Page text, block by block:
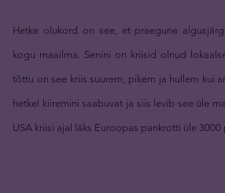
Hetke olukord on see, et praegune
kogu maailma. Senini on kriisid olnud
tõttu on see kriis suurem, pikem ja hullem kui
hetkel kiiremini saabuvat ja siis levib see üle
USA kriisi ajal läks Euroopas pankrotti üle 3000